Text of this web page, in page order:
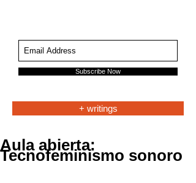
Subscribe Now
+ writings
Aula abierta:
Tecnofeminismo sonoro